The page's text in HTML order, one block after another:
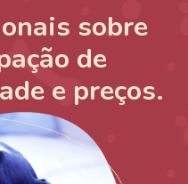
sobre
de
e preços.